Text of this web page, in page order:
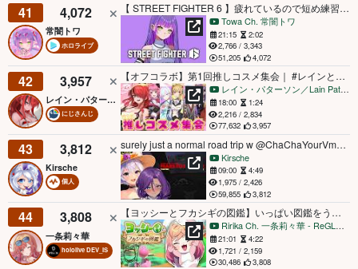
41 4,072
常闇トワ
ホロライブ
【 STREET FIGHTER 6 】疲れているので短め練習【常闇トワ/ホロライブ】
Towa Ch. 常闇トワ
21:15
2:02
2,766 / 3,343
51,205
4,072
42 3,957
レイン・パターソン
にじさんじ
【オフコラボ】第1回推しコスメ集会｜ #レインと美活 【にじさんじ/レイン・パターソン/にじさんじ】
レイン・パターソン／Lain Paterson【にじさんじ】
18:00
1:24
2,216 / 2,834
77,632
3,957
43 3,812
Kirsche
個人
surely just a normal road trip w @ChaChaYourVmom (つ✧ω✧)つ
Kirsche
09:00
4:49
1,975 / 2,426
59,855
3,812
44 3,808
一条莉々華
hololive DEV_IS
【ヨッシーとフカシギの図鑑】いっぱい図鑑をうめるんだ～チルヨッシー！【一条莉々華/hololive DEV_IS ReGLOSS】
Ririka Ch. 一条莉々華 ‐ ReGLOSS
21:01
4:22
1,721 / 2,159
30,486
3,808